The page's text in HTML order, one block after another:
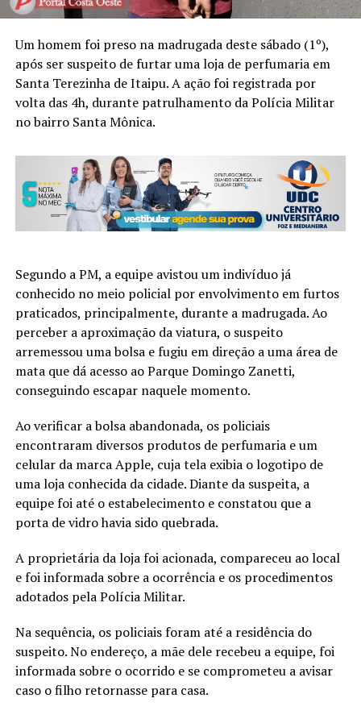
Um homem foi preso na madrugada deste sábado (1º),
após ser suspeito de furtar uma loja de perfumaria em
Santa Terezinha de Itaipu. A ação foi registrada por
volta das 4h, durante patrulhamento da Polícia Militar
no bairro Santa Mônica.
Segundo a PM, a equipe avistou um indivíduo já
conhecido no meio policial por envolvimento em furtos
praticados, principalmente, durante a madrugada. Ao
perceber a aproximação da viatura, o suspeito
arremessou uma bolsa e fugiu em direção a uma área de
mata que dá acesso ao Parque Domingo Zanetti,
conseguindo escapar naquele momento.
Ao verificar a bolsa abandonada, os policiais
encontraram diversos produtos de perfumaria e um
celular da marca Apple, cuja tela exibia o logotipo de
uma loja conhecida da cidade. Diante da suspeita, a
equipe foi até o estabelecimento e constatou que a
porta de vidro havia sido quebrada.
A proprietária da loja foi acionada, compareceu ao local
e foi informada sobre a ocorrência e os procedimentos
adotados pela Polícia Militar.
Na sequência, os policiais foram até a residência do
suspeito. No endereço, a mãe dele recebeu a equipe, foi
informada sobre o ocorrido e se comprometeu a avisar
caso o filho retornasse para casa.